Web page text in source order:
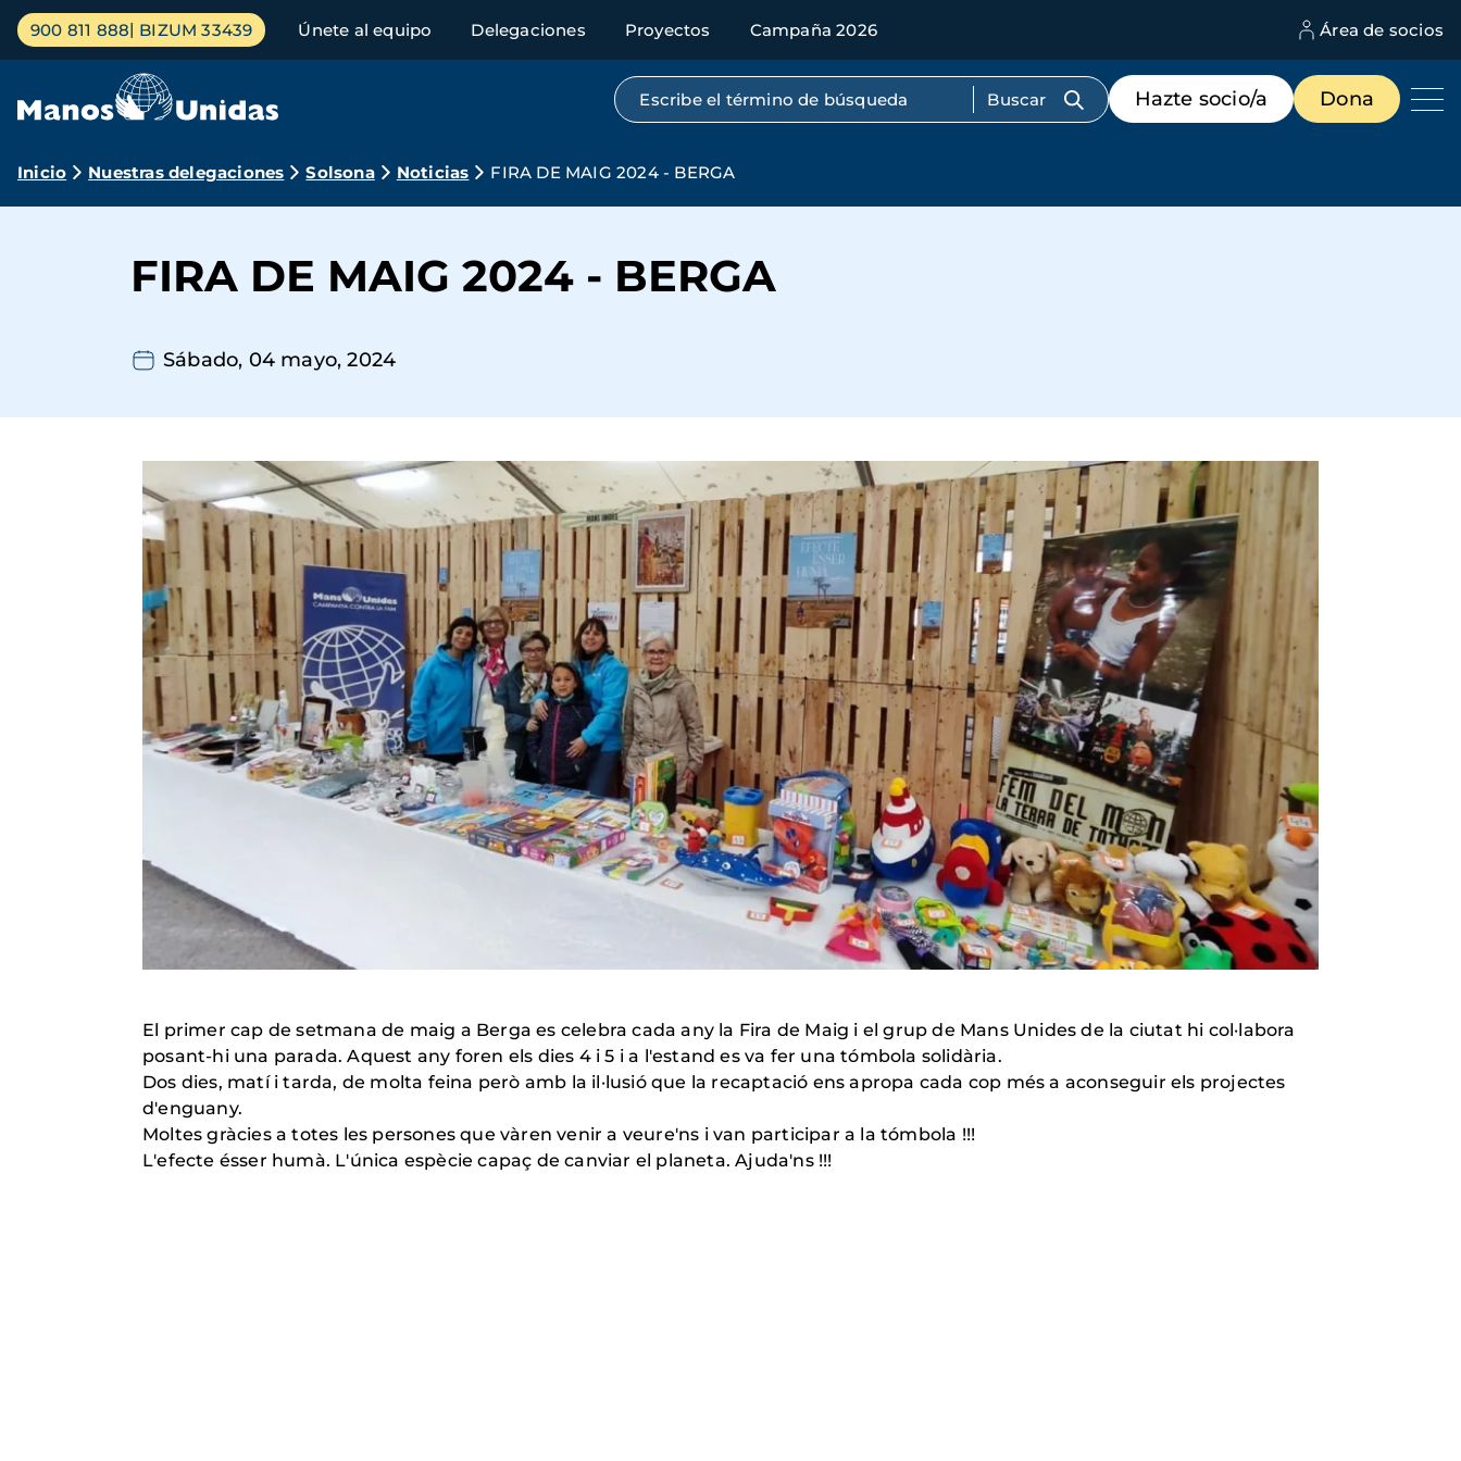
Pasar
contenido
Menú
principal
900 811 888 BIZUM 33439 Únete al equipo Delegaciones Proyectos Campaña 2026 Área de socios
Búsqueda por texto completo
Menú
de
destacados
Hazte socio/a Dona
Ruta
navegación
Inicio Nuestras delegaciones Solsona Noticias FIRA DE MAIG 2024 - BERGA
FIRA DE MAIG 2024 - BERGA
Sábado, 04 mayo, 2024
El primer cap de setmana de maig a Berga es celebra cada any la Fira de Maig i el grup de Mans Unides de la ciutat hi col·labora
posant-hi una parada. Aquest any foren els dies 4 i 5 i a l'estand es va fer una tómbola solidària.
Dos dies, matí i tarda, de molta feina però amb la il·lusió que la recaptació ens apropa cada cop més a aconseguir els projectes
d'enguany.
Moltes gràcies a totes les persones que vàren venir a veure'ns i van participar a la tómbola !!!
L'efecte ésser humà. L'única espècie capaç de canviar el planeta. Ajuda'ns !!!